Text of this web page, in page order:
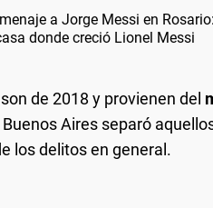
a Jorge Messi en
donde creció Lionel Messi
de 2018 y provienen del
Aires separó
los delitos en general.